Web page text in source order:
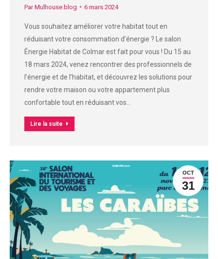
ParMulhouse.blog 6 mars 2024
Vous souhaitez améliorer votre habitat tout en
réduisant votre consommation d’énergie ? Le salon
Énergie Habitat de Colmar est fait pour vous ! Du 15 au
18 mars 2024, venez rencontrer des professionnels de
l’énergie et de l’habitat, et découvrez les solutions pour
rendre votre maison ou votre appartement plus
confortable tout en réduisant vos…
Lire la suite
OCT
31